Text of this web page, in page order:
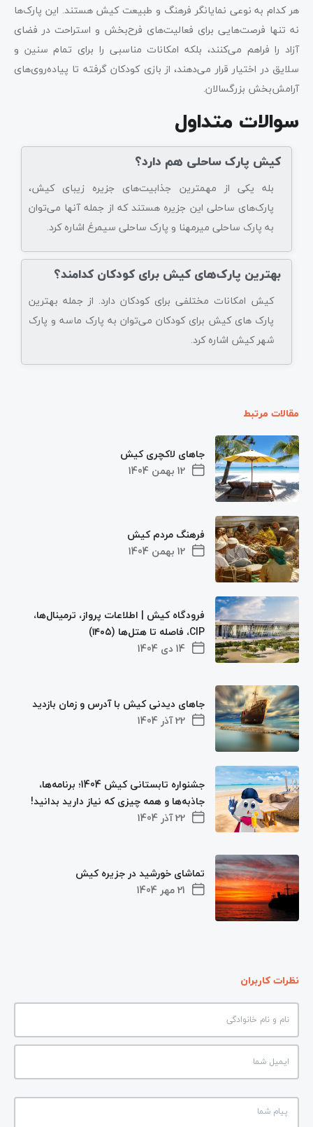
هر کدام به نوعی نمایانگر فرهنگ و طبیعت کیش هستند. این پارک‌ها
نه تنها فرصت‌هایی برای فعالیت‌های فرح‌بخش و استراحت در فضای
آزاد را فراهم می‌کنند، بلکه امکانات مناسبی را برای تمام سنین و
سلایق در اختیار قرار می‌دهند، از بازی کودکان گرفته تا پیاده‌روی‌های
آرامش‌بخش بزرگسالان.
سوالات متداول
کیش پارک ساحلی هم دارد؟
بله یکی از مهمترین جذابیت‌های جزیره زیبای کیش،
پارک‌های ساحلی این جزیره هستند که از جمله آنها می‌توان
به پارک ساحلی میرمهنا و پارک ساحلی سیمرغ اشاره کرد.
بهترین پارک‌های کیش برای کودکان کدامند؟
کیش امکانات مختلفی برای کودکان دارد. از جمله بهترین
پارک های کیش برای کودکان می‌توان به پارک ماسه‌ و پارک
شهر کیش اشاره کرد.
مقالات مرتبط
12 بهمن 1404
جاهای لاکچری کیش
12 بهمن 1404
فرهنگ مردم کیش
14 دی 1404
فرودگاه کیش | اطلاعات پرواز، ترمینال‌ها،
CIP، فاصله تا هتل‌ها (۱۴۰۵)
22 آذر 1404
جاهای دیدنی کیش با آدرس و زمان بازدید
22 آذر 1404
جشنواره تابستانی کیش 1404؛ برنامه‌ها،
جاذبه‌ها و همه چیزی که نیاز دارید بدانید!
21 مهر 1404
تماشای خورشید در جزیره کیش
نظرات کاربران